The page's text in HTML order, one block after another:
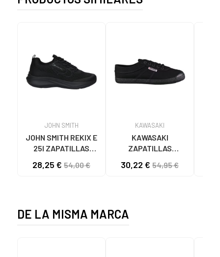
JOHN SMITH
JOHN SMITH REKIX E
25I ZAPATILLAS
NEGRO NEGRO
28,25 € 54,00 €
KAWASAKI
KAWASAKI
ZAPATILLAS
CANVAS K192495
30,22 € 54,95 €
DE LA MISMA MARCA